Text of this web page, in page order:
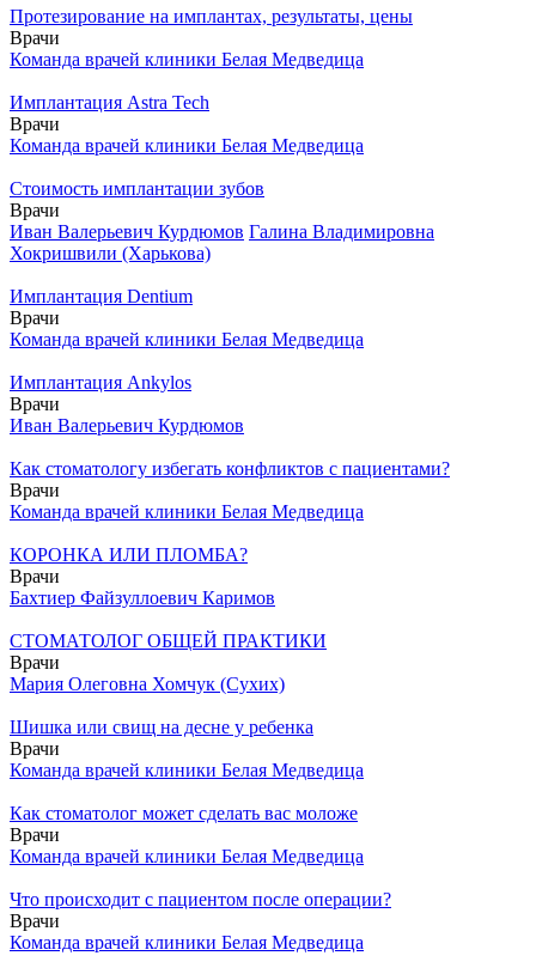
Протезирование на имплантах, результаты, цены
Врачи
Команда врачей клиники Белая Медведица
Имплантация Astra Tech
Врачи
Команда врачей клиники Белая Медведица
Стоимость имплантации зубов
Врачи
Иван Валерьевич Курдюмов Галина Владимировна
Хокришвили (Харькова)
Имплантация Dentium
Врачи
Команда врачей клиники Белая Медведица
Имплантация Ankylos
Врачи
Иван Валерьевич Курдюмов
Как стоматологу избегать конфликтов с пациентами?
Врачи
Команда врачей клиники Белая Медведица
КОРОНКА ИЛИ ПЛОМБА?
Врачи
Бахтиер Файзуллоевич Каримов
СТОМАТОЛОГ ОБЩЕЙ ПРАКТИКИ
Врачи
Мария Олеговна Хомчук (Сухих)
Шишка или свищ на десне у ребенка
Врачи
Команда врачей клиники Белая Медведица
Как стоматолог может сделать вас моложе
Врачи
Команда врачей клиники Белая Медведица
Что происходит с пациентом после операции?
Врачи
Команда врачей клиники Белая Медведица